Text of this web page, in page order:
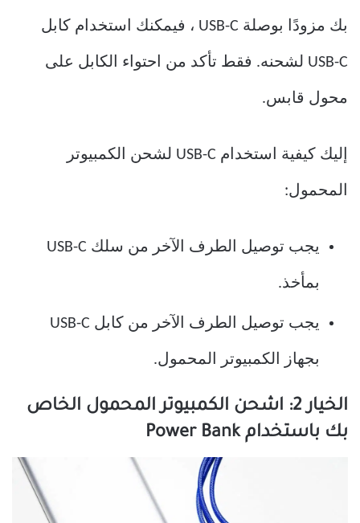
بك مزودًا بوصلة USB-C ، فيمكنك استخدام كابل
USB-C لشحنه. فقط تأكد من احتواء الكابل على
محول قابس.
إليك كيفية استخدام USB-C لشحن الكمبيوتر
المحمول:
يجب توصيل الطرف الآخر من سلك USB-C
بمأخذ.
يجب توصيل الطرف الآخر من كابل USB-C
بجهاز الكمبيوتر المحمول.
الخيار 2: اشحن الكمبيوتر المحمول الخاص
بك باستخدام Power Bank